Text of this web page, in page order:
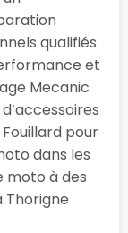
qualifiés
et
Mecanic
pour
dans les
moto à des
Thorigne